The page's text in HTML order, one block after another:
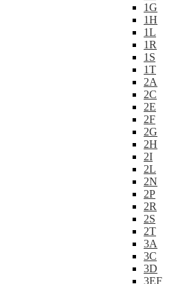
1G
1H
1L
1R
1S
1T
2A
2C
2E
2F
2G
2H
2I
2L
2N
2P
2R
2S
2T
3A
3C
3D
3EF